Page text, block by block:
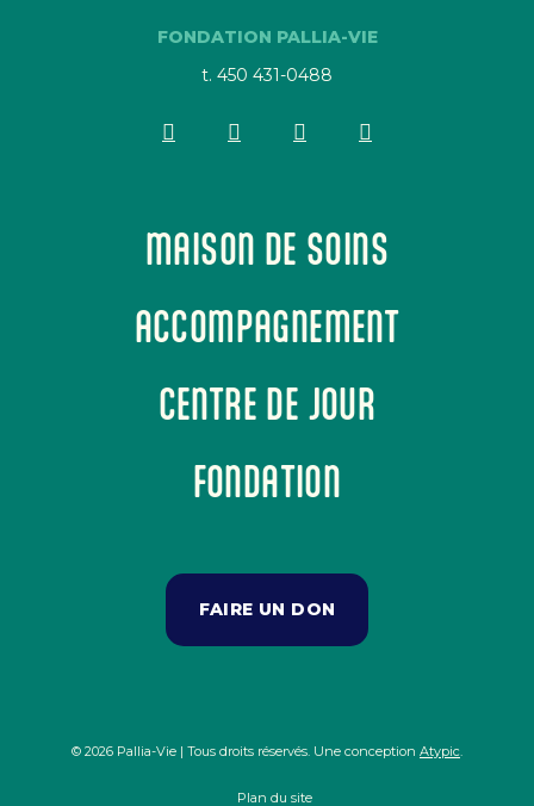
FONDATION PALLIA-VIE
t. 450 431-0488
MAISON DE SOINS
ACCOMPAGNEMENT
CENTRE DE JOUR
FONDATION
FAIRE UN DON
© 2026 Pallia-Vie | Tous droits réservés. Une conception Atypic
Plan du site